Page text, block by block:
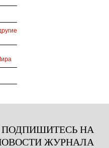
ПОДПИШИТЕСЬ НА
ЖУРНАЛА